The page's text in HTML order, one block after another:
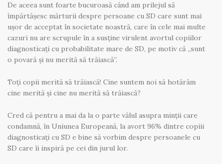
De aceea sunt foarte bucuroasă când am prilejul să
împărtășesc mărturii despre persoane cu SD care sunt mai
ușor de acceptat în societate noastră, care în cele mai multe
cazuri nu are scrupule în a susține virulent avortul copiilor
diagnosticați cu probabilitate mare de SD, pe motiv că „sunt
o povară și nu merită să trăiască”.
Toți copii merită să trăiască! Cine suntem noi să hotărâm
cine merită și cine nu merită să trăiască?
Cred că pentru a mai da la o parte vălul asupra minții care
condamnă, în Uniunea Europeană, la avort 96% dintre copiii
diagnosticați cu SD e bine să vorbim despre persoanele cu
SD care îi inspiră pe cei din jurul lor.